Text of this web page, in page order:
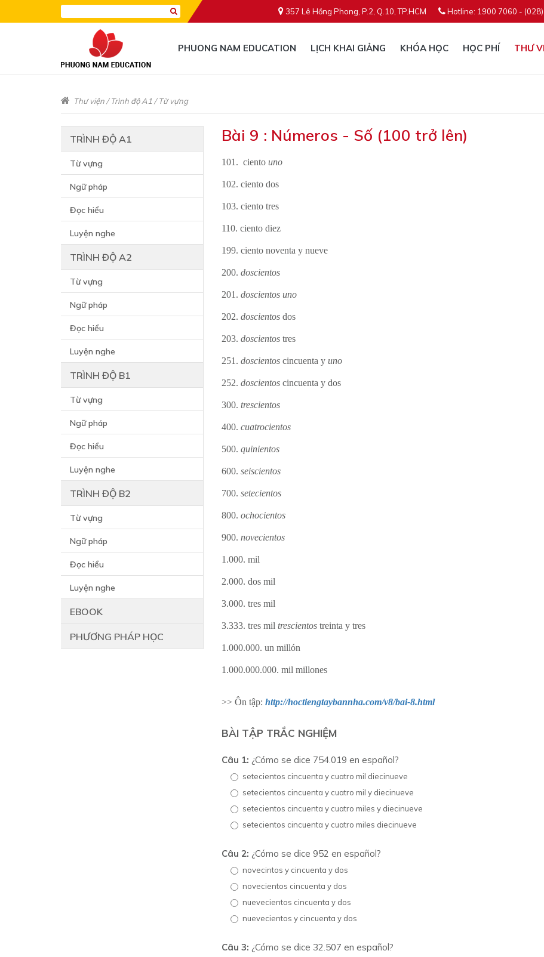
357 Lê Hồng Phong, P.2, Q.10, TP.HCM Hotline: 1900 7060 -
PHUONG NAM EDUCATION LỊCH KHAI GIẢNG KHÓA HỌC HỌC PHÍ THƯ
Thư viện/Trình độ A1 /Từ vựng
TRÌNH ĐỘ A1
Từ vựng
Ngữ pháp
Đọc hiểu
Luyện nghe
TRÌNH ĐỘ A2
Từ vựng
Ngữ pháp
Đọc hiểu
Luyện nghe
TRÌNH ĐỘ B1
Từ vựng
Ngữ pháp
Đọc hiểu
Luyện nghe
TRÌNH ĐỘ B2
Từ vựng
Ngữ pháp
Đọc hiểu
Luyện nghe
EBOOK
PHƯƠNG PHÁP HỌC
Bài 9 : Números - Số (100 trở lên)
101. cientouno
102. ciento dos
103. ciento tres
110. ciento diez
199. ciento noventa y nueve
200.doscientos
201.doscientos uno
202.doscientos dos
203.doscientos tres
251.doscientos cincuenta yuno
252.doscientos cincuenta y dos
300.trescientos
400.cuatrocientos
500.quinientos
600.seiscientos
700.setecientos
800.ochocientos
900.novecientos
1.000. mil
2.000. dos mil
3.000. tres mil
3.333. tres miltrescientos treinta y tres
1.000.000. un millón
1.000.000.000. mil millones
>> Ôn tập:http://hoctiengtaybannha.com/v8/bai-8.html
BÀI TẬP TRẮC NGHIỆM
Câu 1: ¿Cómo se dice 754.019 en español?
setecientos cincuenta y cuatro mil diecinueve
setecientos cincuenta y cuatro mil y diecinueve
setecientos cincuenta y cuatro miles y diecinueve
setecientos cincuenta y cuatro miles diecinueve
Câu 2: ¿Cómo se dice 952 en español?
novecintos y cincuenta y dos
novecientos cincuenta y dos
nuevecientos cincuenta y dos
nuevecientos y cincuenta y dos
Câu 3: ¿Cómo se dice 32.507 en español?